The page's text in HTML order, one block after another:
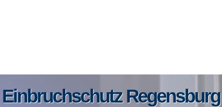
Einbruchschutz Regensburg